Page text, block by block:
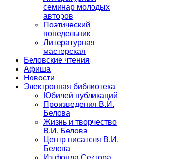
семинар молодых
авторов
Поэтический
понедельник
Литературная
мастерская
Беловские чтения
Афиша
Новости
Электронная библиотека
Юбилей публикаций
Произведения В.И.
Белова
Жизнь и творчество
В.И. Белова
Центр писателя В.И.
Белова
Из фонда Сектора